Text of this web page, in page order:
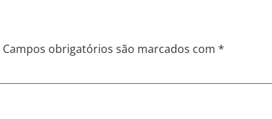
Campos obrigatórios são marcados com *